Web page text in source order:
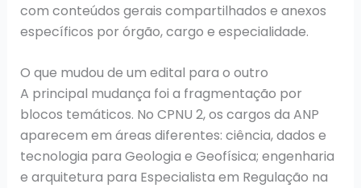
com conteúdos gerais compartilhados e anexos
específicos por órgão, cargo e especialidade.
O que mudou de um edital para o outro
A principal mudança foi a fragmentação por
blocos temáticos. No CPNU 2, os cargos da ANP
aparecem em áreas diferentes: ciência, dados e
tecnologia para Geologia e Geofísica; engenharia
e arquitetura para Especialista em Regulação na